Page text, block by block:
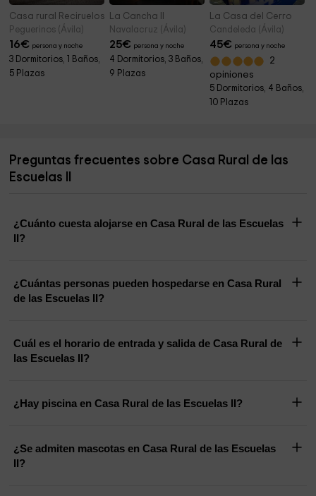
Casa rural Reciruelos
Peguerinos (Ávila)
16€ persona y noche
3 Dormitorios, 1 Baños,
5 Plazas
La Cancha II
Navalacruz (Ávila)
25€ persona y noche
4 Dormitorios, 3 Baños,
9 Plazas
La Casa del Cerro
Candeleda (Ávila)
45€ persona y noche
2
opiniones
5 Dormitorios, 4 Baños,
10 Plazas
Preguntas frecuentes sobre Casa Rural de las
Escuelas II
¿Cuánto cuesta alojarse en Casa Rural de las Escuelas
II?
¿Cuántas personas pueden hospedarse en Casa Rural
de las Escuelas II?
Cuál es el horario de entrada y salida de Casa Rural de
las Escuelas II?
¿Hay piscina en Casa Rural de las Escuelas II?
¿Se admiten mascotas en Casa Rural de las Escuelas
II?